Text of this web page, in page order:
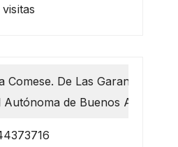
Comese. De Las Garantías 1218
Autónoma de Buenos Aires